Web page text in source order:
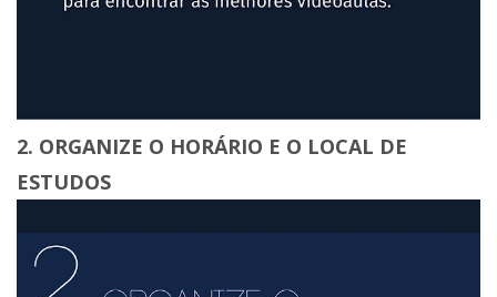
2. ORGANIZE O HORÁRIO E O LOCAL DE
ESTUDOS